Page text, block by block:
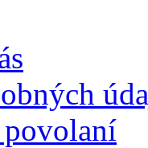
povolaní